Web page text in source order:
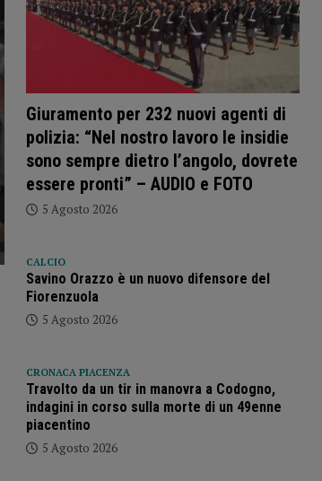
Giuramento per 232 nuovi agenti di
polizia: “Nel nostro lavoro le insidie
sono sempre dietro l’angolo, dovrete
essere pronti” – AUDIO e FOTO
5 Agosto 2026
CALCIO
Savino Orazzo è un nuovo difensore del
Fiorenzuola
5 Agosto 2026
CRONACA PIACENZA
Travolto da un tir in manovra a Codogno,
indagini in corso sulla morte di un 49enne
piacentino
5 Agosto 2026